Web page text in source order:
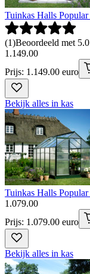
Tuinkas Halls
(1)Beoordeeld met
1 .149.00
Prijs: 1.149.00 euro
Bekijk alles in kas
Tuinkas Halls
1 .079.00
Prijs: 1.079.00 euro
Bekijk alles in kas